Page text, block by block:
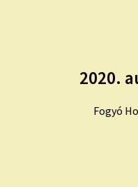
2020.
Fogyó